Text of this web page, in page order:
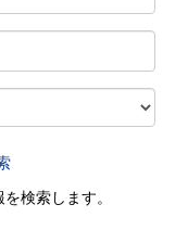
検索します。